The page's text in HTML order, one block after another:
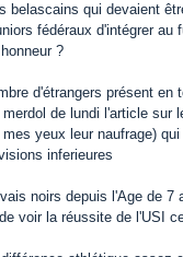
belascains qui devaient
fédéraux d'intégrer au
?
d'étrangers présent en
de lundi l'article sur
yeux leur naufrage) qui
inferieures
noirs depuis l'Age de 7
voir la réussite de l'USI